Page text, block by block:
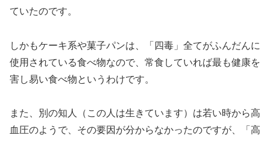
ていたのです。
しかもケーキ系や菓子パンは、「四毒」全てがふんだんに
使用されている食べ物なので、常食していれば最も健康を
害し易い食べ物というわけです。
また、別の知人（この人は生きています）は若い時から高
血圧のようで、その要因が分からなかったのですが、「高